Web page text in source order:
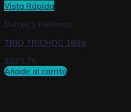
Vista Rápida
Dulces y Rellenas
TRIO TRICHOC 180g
$823,75
Añadir al carrito